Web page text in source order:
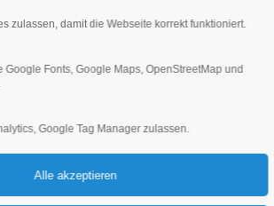
17, 14542 Werder
zulassen, damit die Webseite korrekt funktioniert.
Google Fonts, Google Maps, OpenStreetMap und
Google Tag Manager zulassen.